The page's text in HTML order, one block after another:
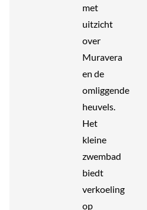
met
uitzicht
over
Muravera
en de
omliggende
heuvels.
Het
kleine
zwembad
biedt
verkoeling
op